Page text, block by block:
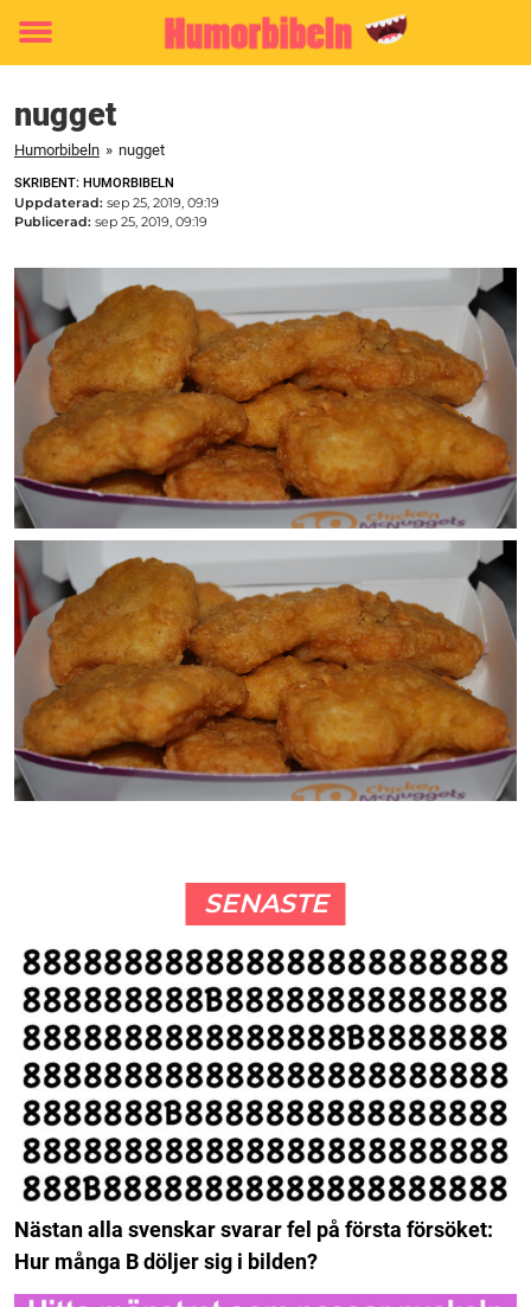
Toggle
nugget
Humorbibeln » nugget
SKRIBENT: HUMORBIBELN
Uppdaterad: sep 25, 2019, 09:19
Publicerad: sep 25, 2019, 09:19
SENASTE
Nästan alla svenskar svarar fel på första försöket:
Hur många B döljer sig i bilden?